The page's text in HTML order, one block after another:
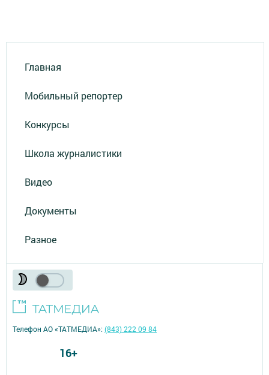
Главная
Мобильный репортер
Конкурсы
Школа журналистики
Видео
Документы
Разное
Телефон АО «ТАТМЕДИА»:(843) 222 09 84
16+